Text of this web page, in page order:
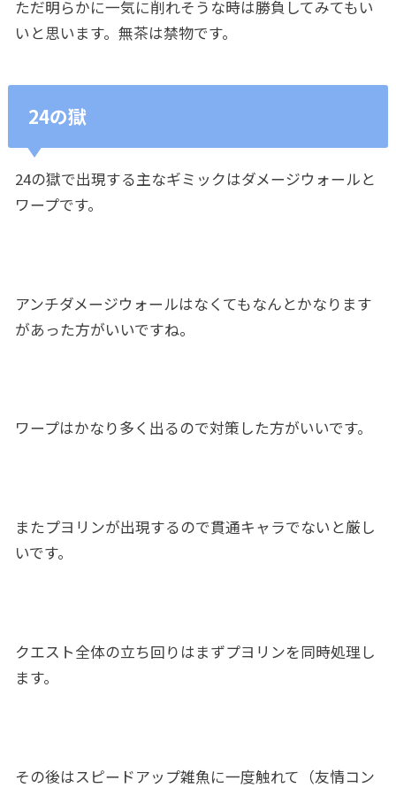
ただ明らかに一気に削れそうな時は勝負してみてもい
いと思います。無茶は禁物です。
24の獄
24の獄で出現する主なギミックはダメージウォールと
ワープです。
アンチダメージウォールはなくてもなんとかなります
があった方がいいですね。
ワープはかなり多く出るので対策した方がいいです。
またプヨリンが出現するので貫通キャラでないと厳し
いです。
クエスト全体の立ち回りはまずプヨリンを同時処理し
ます。
その後はスピードアップ雑魚に一度触れて（友情コン